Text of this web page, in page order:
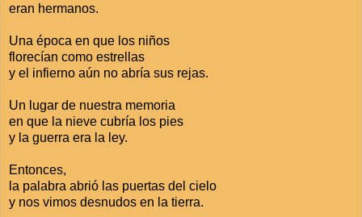
eran hermanos.
Una época en que los niños
florecían como estrellas
y el infierno aún no abría sus rejas.
Un lugar de nuestra memoria
en que la nieve cubría los pies
y la guerra era la ley.
Entonces,
la palabra abrió las puertas del cielo
y nos vimos desnudos en la tierra.